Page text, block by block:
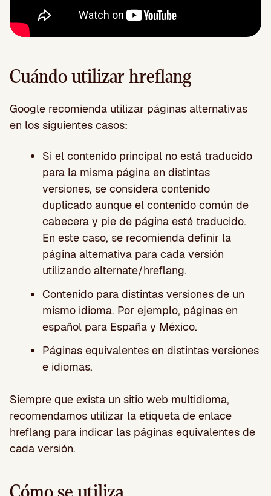
Cuándo utilizar hreflang
Google recomienda utilizar páginas alternativas
en los siguientes casos:
Si el contenido principal no está traducido
para la misma página en distintas
versiones, se considera contenido
duplicado aunque el contenido común de
cabecera y pie de página esté traducido.
En este caso, se recomienda definir la
página alternativa para cada versión
utilizando alternate/hreflang.
Contenido para distintas versiones de un
mismo idioma. Por ejemplo, páginas en
español para España y México.
Páginas equivalentes en distintas versiones
e idiomas.
Siempre que exista un sitio web multidioma,
recomendamos utilizar la etiqueta de enlace
hreflang para indicar las páginas equivalentes de
cada versión.